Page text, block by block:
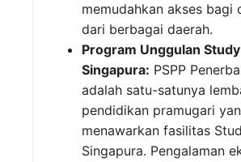
memudahkan akses bagi
dari berbagai daerah.
Program Unggulan
Singapura: PSPP
adalah satu-satunya
pendidikan pramugari
menawarkan fasilitas
Singapura. Pengalaman